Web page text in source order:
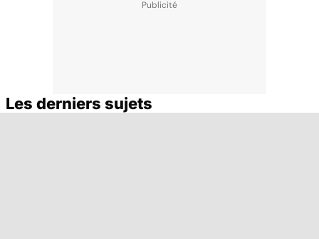
Les derniers sujets